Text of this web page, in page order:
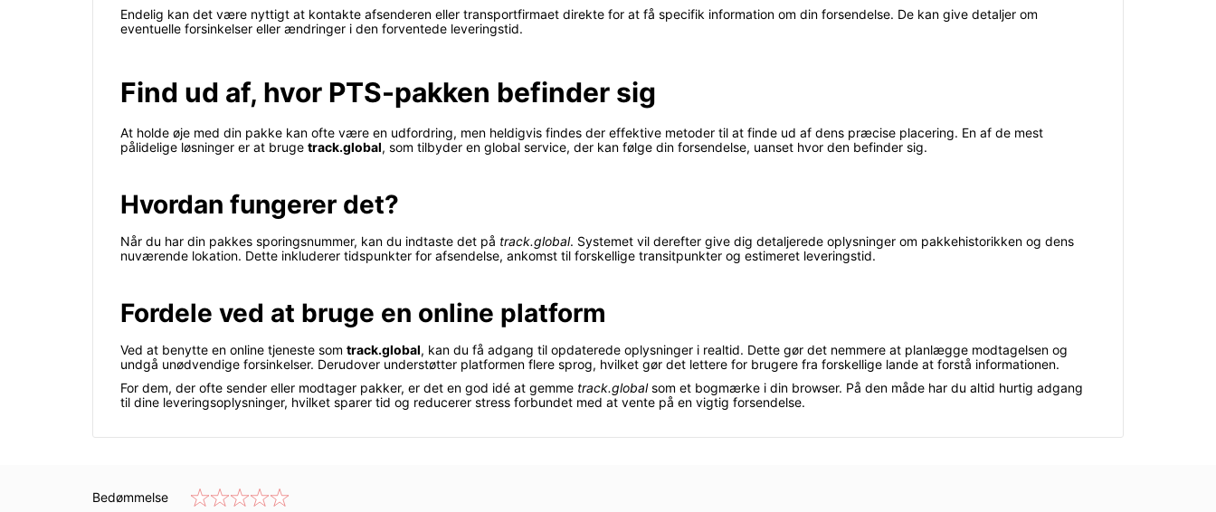
Endelig kan det være nyttigt at kontakte afsenderen eller transportfirmaet direkte for at få specifik information om din forsendelse. De kan give detaljer om
eventuelle forsinkelser eller ændringer i den forventede leveringstid.
Find ud af, hvor PTS-pakken befinder sig
At holde øje med din pakke kan ofte være en udfordring, men heldigvis findes der effektive metoder til at finde ud af dens præcise placering. En af de mest
pålidelige løsninger er at bruge track.global, som tilbyder en global service, der kan følge din forsendelse, uanset hvor den befinder sig.
Hvordan fungerer det?
Når du har din pakkes sporingsnummer, kan du indtaste det på track.global. Systemet vil derefter give dig detaljerede oplysninger om pakkehistorikken og dens
nuværende lokation. Dette inkluderer tidspunkter for afsendelse, ankomst til forskellige transitpunkter og estimeret leveringstid.
Fordele ved at bruge en online platform
Ved at benytte en online tjeneste som track.global, kan du få adgang til opdaterede oplysninger i realtid. Dette gør det nemmere at planlægge modtagelsen og
undgå unødvendige forsinkelser. Derudover understøtter platformen flere sprog, hvilket gør det lettere for brugere fra forskellige lande at forstå informationen.
For dem, der ofte sender eller modtager pakker, er det en god idé at gemme track.globalsom et bogmærke i din browser. På den måde har du altid hurtig adgang
til dine leveringsoplysninger, hvilket sparer tid og reducerer stress forbundet med at vente på en vigtig forsendelse.
Bedømmelse